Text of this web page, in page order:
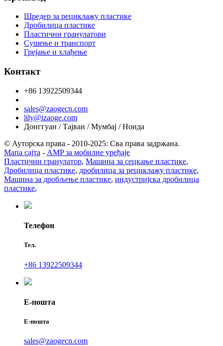
Шредер за рециклажу пластике
Дробилица пластике
Пластични гранулатори
Сушење и транспорт
Грејање и хлађење
Контакт
+86 13922509344
sales@zaogecn.com
lily@izaoge.com
Донггуан / Тајван / Мумбај / Ноида
© Ауторска права - 2010-2025: Сва права задржана.
Мапа сајта - AMP за мобилне уређаје
Пластични гранулатор, Машина за сецкање пластике,
Дробилица пластике, дробилица за рециклажу пластике,
Машина за дробљење пластике, индустријска дробилица
пластике,
Телефон
Тел.
+86 13922509344
Е-пошта
Е-пошта
sales@zaogecn.com